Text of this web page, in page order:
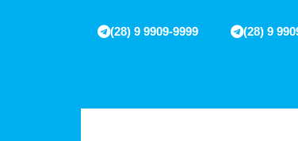
(28) 9 9909-9999 (28) 9